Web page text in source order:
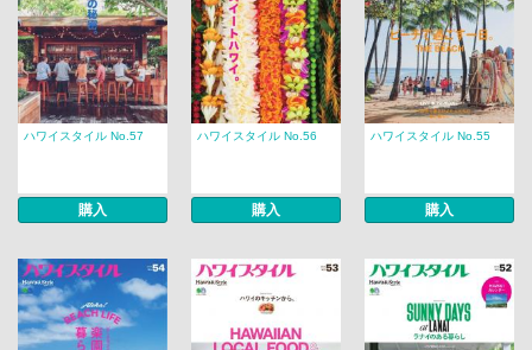
ハワイスタイル No.57
購入
ハワイスタイル No.56
購入
ハワイスタイル No.55
購入